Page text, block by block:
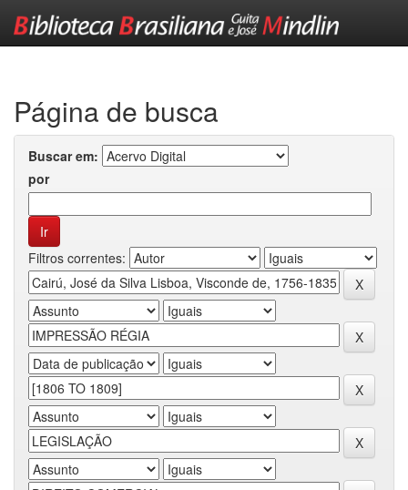
Página de busca
Buscar em:
por
Filtros correntes: